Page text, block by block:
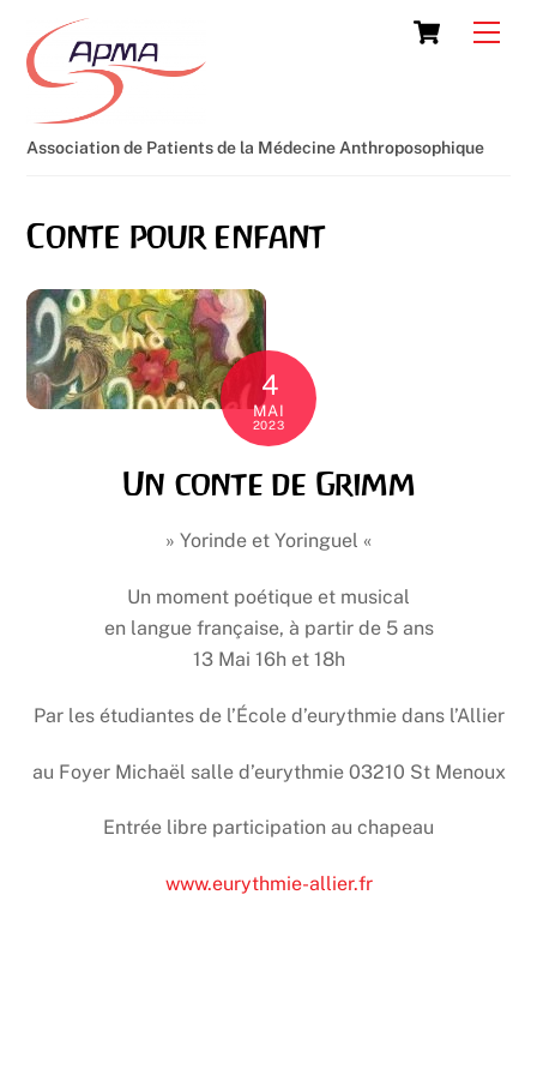
content
Cart
Association de Patients de la Médecine Anthroposophique
Conte pour enfant
4
MAI
2023
Un conte de Grimm
» Yorinde et Yoringuel «
Un moment poétique et musical
en langue française, à partir de 5 ans
13 Mai 16h et 18h
Par les étudiantes de l’École d’eurythmie dans l’Allier
au Foyer Michaël salle d’eurythmie 03210 St Menoux
Entrée libre participation au chapeau
www.eurythmie-allier.fr